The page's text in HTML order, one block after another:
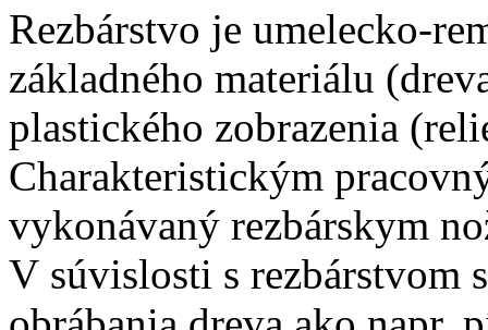
Rezbárstvo je umelecko-
základného materiálu
plastického zobrazenia
Charakteristickým
vykonávaný rezbárskym
V súvislosti s rezbárstvom